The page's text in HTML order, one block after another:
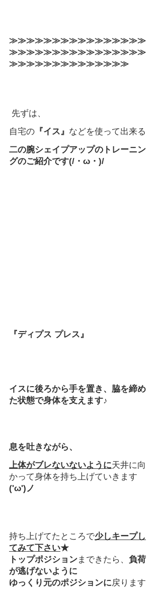
≫≫≫≫≫≫≫≫≫≫≫≫≫≫≫≫
≫≫≫≫≫≫≫≫≫≫≫≫≫≫≫≫
≫≫≫≫≫≫≫≫≫≫≫≫≫≫
先ずは、
自宅の 『イス』 などを使って出来る
二の腕シェイプアップのトレーニン
グのご紹介です(/・ω・)/
『ディプス プレス』
イスに後ろから手を置き、脇を締め
た状態で身体を支えます♪
息を吐きながら、
上体がブレないないように天井に向
かって身体を持ち上げていきます
('ω')ノ
持ち上げてたところで少しキープし
てみて下さい★
トップポジションまできたら、 負荷
が逃げないように
ゆっくり元のポジションに戻ります